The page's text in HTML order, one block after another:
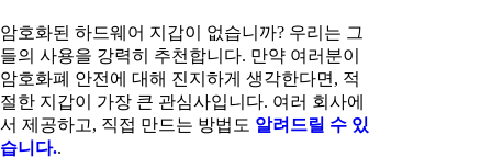
암호화된 하드웨어 지갑이 없습니까? 우리는 그
들의 사용을 강력히 추천합니다. 만약 여러분이
암호화폐 안전에 대해 진지하게 생각한다면, 적
절한 지갑이 가장 큰 관심사입니다. 여러 회사에
서 제공하고, 직접 만드는 방법도 알려드릴 수 있
습니다..